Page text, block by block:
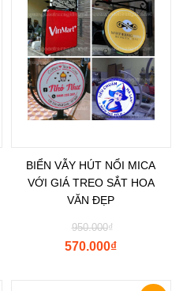
BIỂN VẪY HÚT NỔI MICA
VỚI GIÁ TREO SẮT HOA
VĂN ĐẸP
₫
950.000
₫
570.000